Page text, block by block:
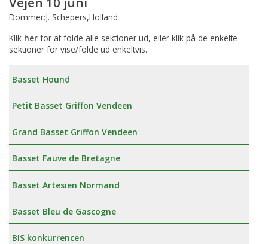
Dommer:J. Schepers,Holland
Klik her for at folde alle sektioner ud, eller klik på de enkelte
sektioner for vise/folde ud enkeltvis.
Basset Hound
Petit Basset Griffon Vendeen
Grand Basset Griffon Vendeen
Basset Fauve de Bretagne
Basset Artesien Normand
Basset Bleu de Gascogne
BIS konkurrencen